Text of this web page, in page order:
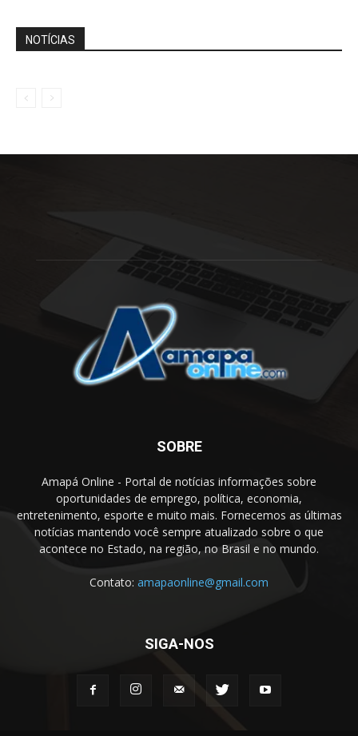
NOTÍCIAS
SOBRE
Amapá Online - Portal de notícias informações sobre
oportunidades de emprego, política, economia,
entretenimento, esporte e muito mais. Fornecemos as últimas
notícias mantendo você sempre atualizado sobre o que
acontece no Estado, na região, no Brasil e no mundo.
Contato: amapaonline@gmail.com
SIGA-NOS